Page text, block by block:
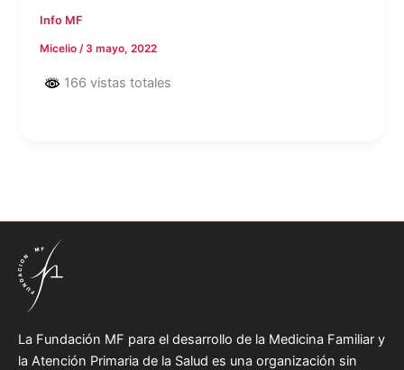
Info MF
Micelio / 3 mayo, 2022
166 vistas totales
La Fundación MF para el desarrollo de la Medicina Familiar y
la Atención Primaria de la Salud es una organización sin